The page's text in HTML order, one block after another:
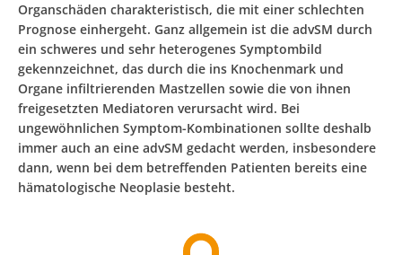
Organschäden charakteristisch, die mit einer schlechten
Prognose einhergeht. Ganz allgemein ist die advSM durch
ein schweres und sehr heterogenes Symptombild
gekennzeichnet, das durch die ins Knochenmark und
Organe infiltrierenden Mastzellen sowie die von ihnen
freigesetzten Mediatoren verursacht wird. Bei
ungewöhnlichen Symptom-Kombinationen sollte deshalb
immer auch an eine advSM gedacht werden, insbesondere
dann, wenn bei dem betreffenden Patienten bereits eine
hämatologische Neoplasie besteht.